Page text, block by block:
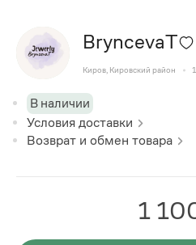
BryncevaT
Киров, Кировский район 1
В наличии
Условия доставки
Возврат и обмен товара
1